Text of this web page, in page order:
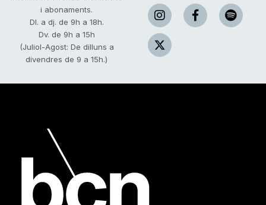
i abonaments.
Dl. a dj. de 9h a 18h.
Dv. de 9h a 15h
(Juliol-Agost: De dilluns a
divendres de 9 a 15h.)